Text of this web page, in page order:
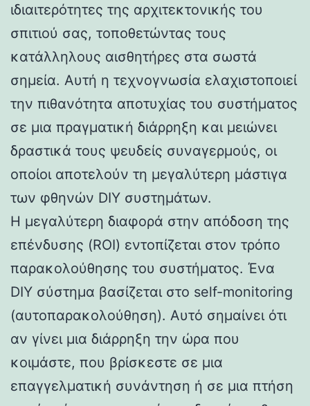
ιδιαιτερότητες της αρχιτεκτονικής του
σπιτιού σας, τοποθετώντας τους
κατάλληλους αισθητήρες στα σωστά
σημεία. Αυτή η τεχνογνωσία ελαχιστοποιεί
την πιθανότητα αποτυχίας του συστήματος
σε μια πραγματική διάρρηξη και μειώνει
δραστικά τους ψευδείς συναγερμούς, οι
οποίοι αποτελούν τη μεγαλύτερη μάστιγα
των φθηνών DIY συστημάτων.
Η μεγαλύτερη διαφορά στην απόδοση της
επένδυσης (ROI) εντοπίζεται στον τρόπο
παρακολούθησης του συστήματος. Ένα
DIY σύστημα βασίζεται στο self-monitoring
(αυτοπαρακολούθηση). Αυτό σημαίνει ότι
αν γίνει μια διάρρηξη την ώρα που
κοιμάστε, που βρίσκεστε σε μια
επαγγελματική συνάντηση ή σε μια πτήση